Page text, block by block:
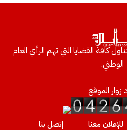
كافة القضايا التي تهم الرأي العام
الوطني.
زوار الموقع
للإعلان معنا إتصل بنا